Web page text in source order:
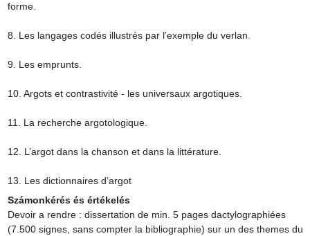
forme.
8. Les langages codés illustrés par l’exemple du verlan.
9. Les emprunts.
10. Argots et contrastivité - les universaux argotiques.
11. La recherche argotologique.
12. L’argot dans la chanson et dans la littérature.
13. Les dictionnaires d’argot
Számonkérés és értékelés
Devoir a rendre : dissertation de min. 5 pages dactylographiées
(7.500 signes, sans compter la bibliographie) sur un des themes du